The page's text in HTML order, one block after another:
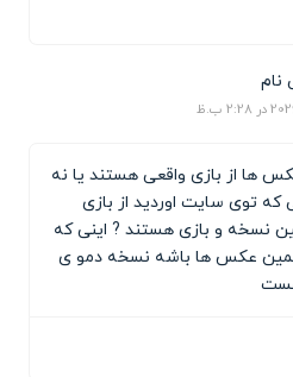
نام
ها از بازی واقعی هستند یا نه
توی سایت اوردید از بازی
نسخه و بازی هستند ? اینی که
همین عکس ها باشه نسخه دمو ی